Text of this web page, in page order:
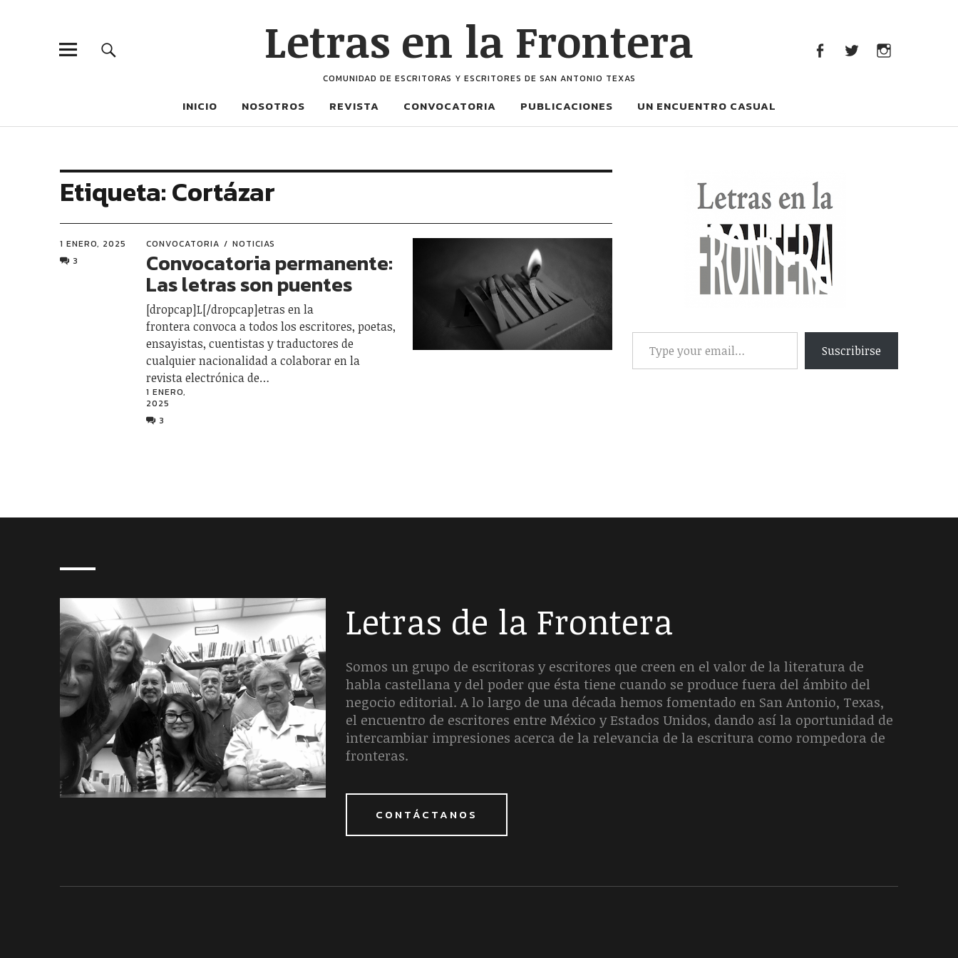
Letras en la Frontera
COMUNIDAD DE ESCRITORAS Y ESCRITORES DE SAN ANTONIO TEXAS
INICIO NOSOTROS REVISTA CONVOCATORIA PUBLICACIONES UN ENCUENTRO CASUAL
Etiqueta:Cortázar
1 ENERO, 2025
3
CONVOCATORIA NOTICIAS
Convocatoria permanente:
Las letras son puentes
[dropcap]L[/dropcap]etras en la
frontera convoca a todos los escritores, poetas,
ensayistas, cuentistas y traductores de
cualquier nacionalidad a colaborar en la
revista electrónica de…
1 ENERO,
2025
3
Suscribirse
Letras de la Frontera
Somos un grupo de escritoras y escritores que creen en el valor de la literatura de
habla castellana y del poder que ésta tiene cuando se produce fuera del ámbito del
negocio editorial. A lo largo de una década hemos fomentado en San Antonio, Texas,
el encuentro de escritores entre México y Estados Unidos, dando así la oportunidad de
intercambiar impresiones acerca de la relevancia de la escritura como rompedora de
fronteras.
CONTÁCTANOS